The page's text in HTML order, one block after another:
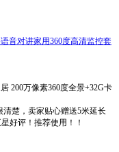
音对讲家用360度高清监控套
200万像素360度全景+32G卡
楚，卖家贴心赠送5米延长
好评！推荐使用！！